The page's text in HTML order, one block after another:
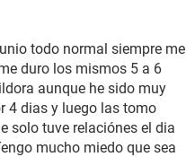
todo normal siempre me
duro los mismos 5 a 6
aunque he sido muy
4 dias y luego las tomo
solo tuve relaciónes el dia
mucho miedo que sea